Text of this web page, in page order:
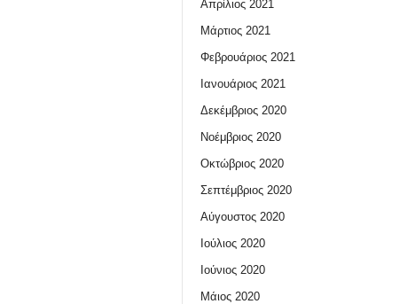
Απρίλιος 2021
Μάρτιος 2021
Φεβρουάριος 2021
Ιανουάριος 2021
Δεκέμβριος 2020
Νοέμβριος 2020
Οκτώβριος 2020
Σεπτέμβριος 2020
Αύγουστος 2020
Ιούλιος 2020
Ιούνιος 2020
Μάιος 2020